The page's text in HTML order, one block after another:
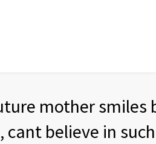
mother
believe in